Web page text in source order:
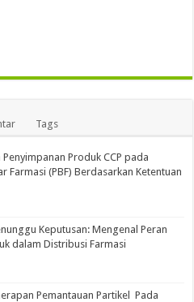
Tags
Produk CCP pada
Farmasi (PBF) Berdasarkan Ketentuan
Keputusan: Mengenal Peran
dalam Distribusi Farmasi
Pemantauan Partikel Pada